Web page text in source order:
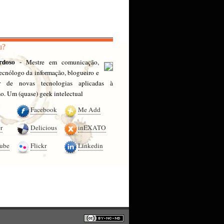
- Mestre em comunicação,
da informação, blogueiro e
de novas tecnologias aplicadas à
Um (quase) geek intelectual
Facebook
Delicious
Flickr
Me Add
inEXATO
Linkedin